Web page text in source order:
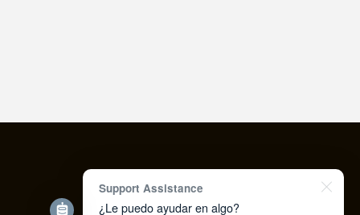
Support Assistance
¿Le puedo ayudar en algo?